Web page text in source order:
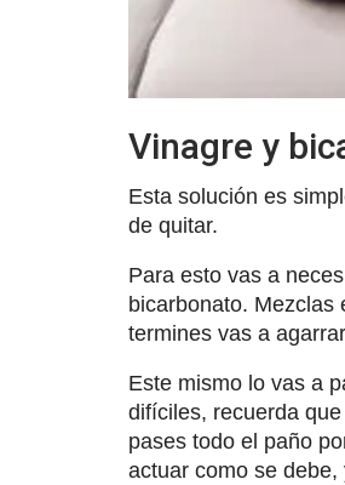
Vinagre y
Esta solución es
de quitar.
Para esto vas a
bicarbonato. Mezclas
termines vas a
Este mismo lo vas a
difíciles, recuerda
pases todo el paño
actuar como se